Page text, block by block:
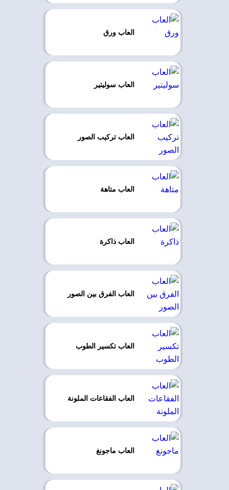
العاب ورق
العاب سوليتير
العاب تركيب الصور
العاب متاهة
العاب ذاكرة
العاب الفرق بين الصور
العاب تكسير الطوب
العاب الفقاعات الملونة
العاب ماجونغ